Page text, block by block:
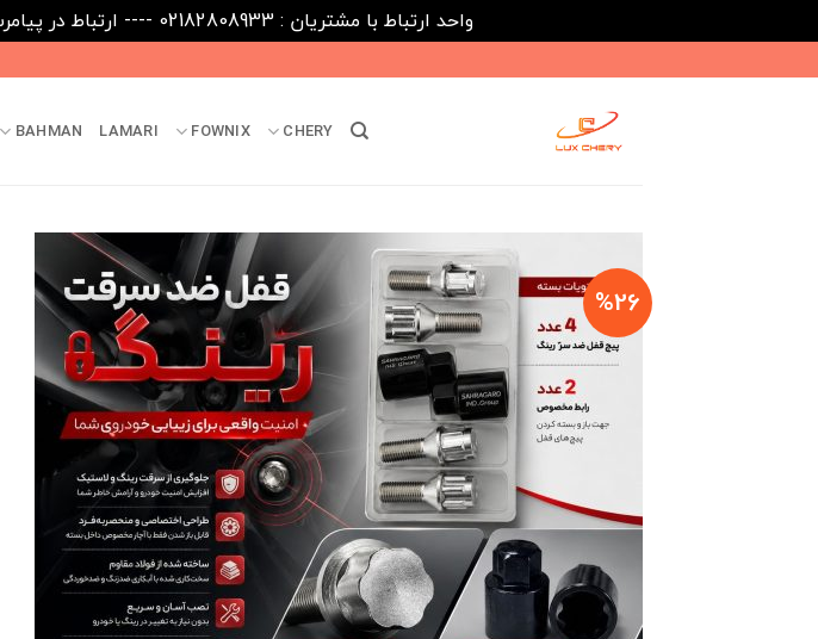
واحد ارتباط با مشتریان : 02182808933 ---- ارتباط در پیامرسان های داخلی ایتا، روبیکا و بله : 09031116395
to
CHERY
FOWNIX
LAMARI
BAHMAN
%26